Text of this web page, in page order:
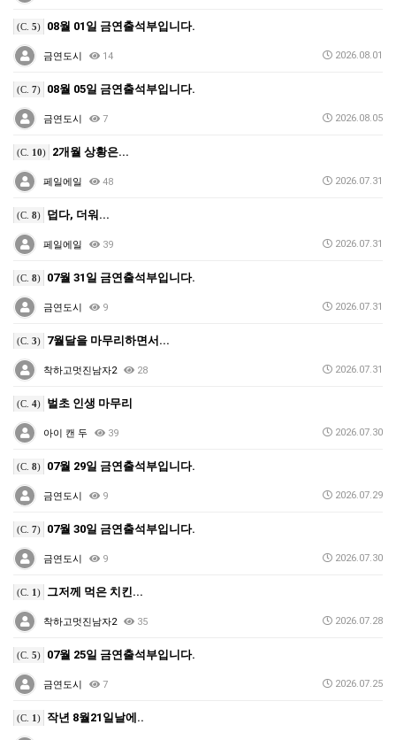
(C. 5) 08월 01일 금연출석부입니다.
금연도시 14 2026.08.01
(C. 7) 08월 05일 금연출석부입니다.
금연도시 7 2026.08.05
(C. 10) 2개월 상황은...
페일에일 48 2026.07.31
(C. 8) 덥다, 더워...
페일에일 39 2026.07.31
(C. 8) 07월 31일 금연출석부입니다.
금연도시 9 2026.07.31
(C. 3) 7월달을 마무리하면서...
착하고멋진남자2 28 2026.07.31
(C. 4) 벌초 인생 마무리
아이 캔 두 39 2026.07.30
(C. 8) 07월 29일 금연출석부입니다.
금연도시 9 2026.07.29
(C. 7) 07월 30일 금연출석부입니다.
금연도시 9 2026.07.30
(C. 1) 그저께 먹은 치킨...
착하고멋진남자2 35 2026.07.28
(C. 5) 07월 25일 금연출석부입니다.
금연도시 7 2026.07.25
(C. 1) 작년 8월21일날에..